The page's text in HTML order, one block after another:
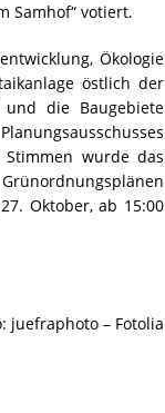
Samhof“ votiert.
Ökologie
östlich der
und die Baugebiete
wurde das
Oktober, ab 15:00
juefraphoto – Fotolia